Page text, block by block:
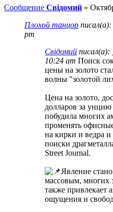
Сообщение Свідомий »
Плохой танцор писал(а):
pm
Свідомий писал(а):
10:24 am Поиск
цены на золото
волны "золотой
Цена на золото,
долларов за
побудила многих
променять
на кирки и ведра и
поиски
Street Journal.
Явление
массовым, многих
также привлекает
ощущения и